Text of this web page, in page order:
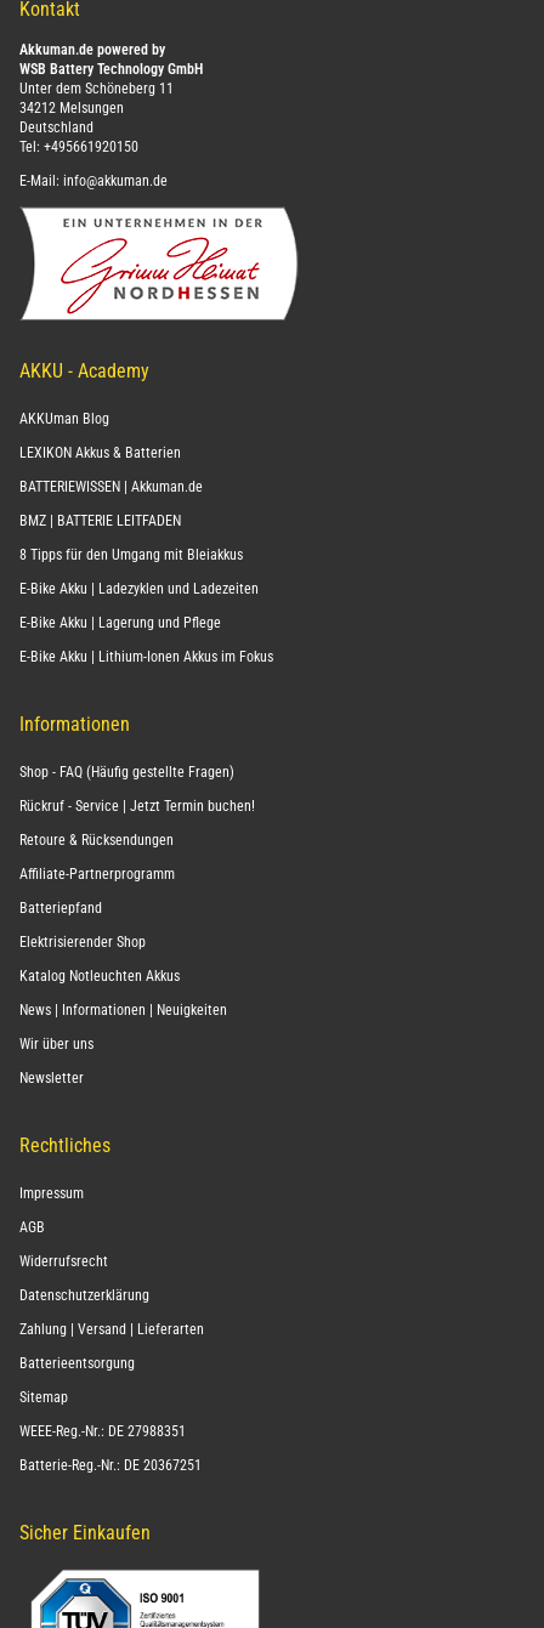
Kontakt
Akkuman.de powered by
WSB Battery Technology GmbH
Unter dem Schöneberg 11
34212 Melsungen
Deutschland
Tel: +495661920150
E-Mail: info@akkuman.de
AKKU - Academy
AKKUman Blog
LEXIKON Akkus & Batterien
BATTERIEWISSEN | Akkuman.de
BMZ | BATTERIE LEITFADEN
8 Tipps für den Umgang mit Bleiakkus
E-Bike Akku | Ladezyklen und Ladezeiten
E-Bike Akku | Lagerung und Pflege
E-Bike Akku | Lithium-Ionen Akkus im Fokus
Informationen
Shop - FAQ (Häufig gestellte Fragen)
Rückruf - Service | Jetzt Termin buchen!
Retoure & Rücksendungen
Affiliate-Partnerprogramm
Batteriepfand
Elektrisierender Shop
Katalog Notleuchten Akkus
News | Informationen | Neuigkeiten
Wir über uns
Newsletter
Rechtliches
Impressum
AGB
Widerrufsrecht
Datenschutzerklärung
Zahlung | Versand | Lieferarten
Batterieentsorgung
Sitemap
WEEE-Reg.-Nr.: DE 27988351
Batterie-Reg.-Nr.: DE 20367251
Sicher Einkaufen